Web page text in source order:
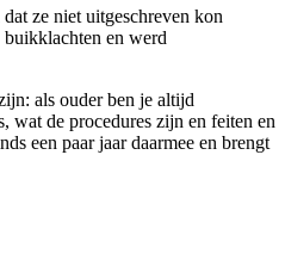
ze niet uitgeschreven kon
en werd
als ouder ben je altijd
wat de procedures zijn en feiten en
een paar jaar daarmee en brengt